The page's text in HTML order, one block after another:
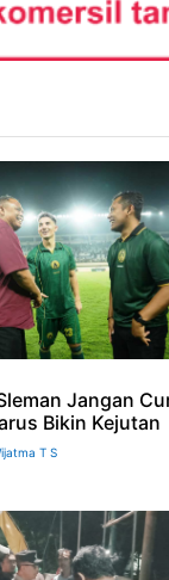
Jangan
Bikin Kejutan
T S